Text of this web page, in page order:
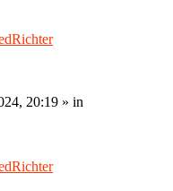
20:19 » in